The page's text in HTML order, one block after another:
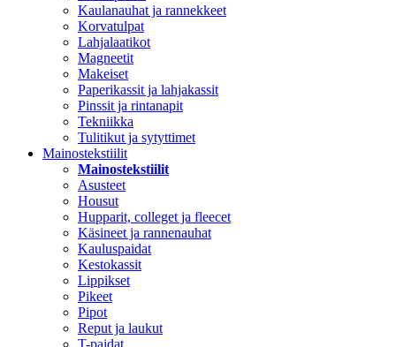
Kaulanauhat ja rannekkeet
Korvatulpat
Lahjalaatikot
Magneetit
Makeiset
Paperikassit ja lahjakassit
Pinssit ja rintanapit
Tekniikka
Tulitikut ja sytyttimet
Mainostekstiilit
Mainostekstiilit
Asusteet
Housut
Hupparit, colleget ja fleecet
Käsineet ja rannenauhat
Kauluspaidat
Kestokassit
Lippikset
Pikeet
Pipot
Reput ja laukut
T-paidat